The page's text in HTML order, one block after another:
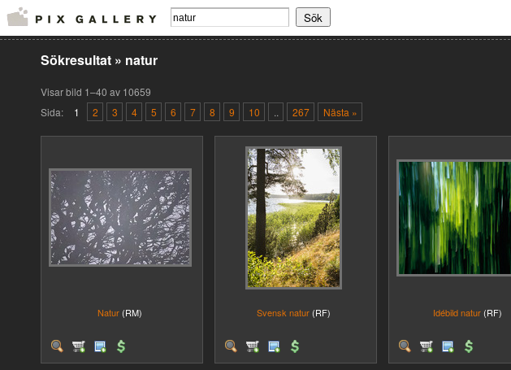
Sökresultat » natur
Visar bild 1–40 av 10659
Sida:
1 2 3 4 5 6 7 8 9 10 .. 267 Nästa »
Natur (RM) Svensk natur (RF) Idébild natur (RF)